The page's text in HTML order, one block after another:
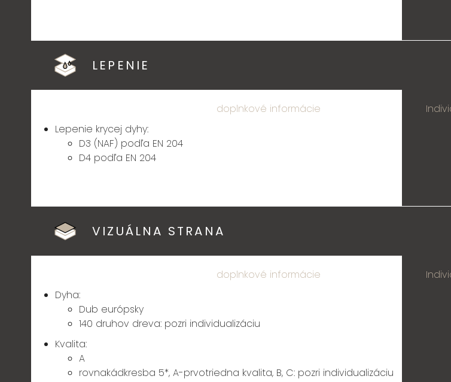
LEPENIE
doplnkové informácie
Lepenie krycej dyhy:
D3 (NAF) podľa EN 204
D4 podľa EN 204
VIZUÁLNA STRANA
doplnkové informácie
Dyha:
Dub európsky
140 druhov dreva: pozri individualizáciu
Kvalita:
A
rovnakádkresba 5*, A-prvotriedna kvalita, B, C: pozri individualizáciu